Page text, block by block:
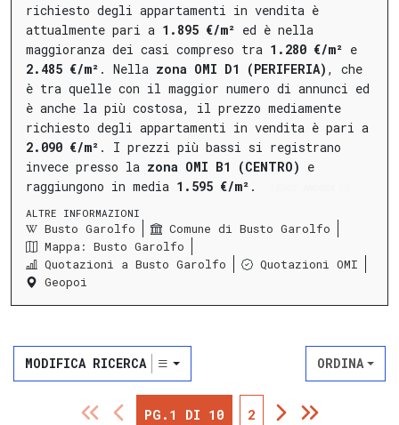
richiesto degli appartamenti in vendita è
attualmente pari a 1.895 €/m² ed è nella
maggioranza dei casi compreso tra 1.280 €/m² e
2.485 €/m² . Nella zona OMI D1 (PERIFERIA) , che
è tra quelle con il maggior numero di annunci ed
è anche la più costosa, il prezzo mediamente
richiesto degli appartamenti in vendita è pari a
2.090 €/m² . I prezzi più bassi si registrano
invece presso la zona OMI B1 (CENTRO) e
raggiungono in media 1.595 €/m² .
ALTRE INFORMAZIONI
Busto Garolfo
Comune di Busto Garolfo
Mappa: Busto Garolfo
Quotazioni a Busto Garolfo
Quotazioni OMI
Geopoi
MODIFICA RICERCA ORDINA
PG.1 DI 10 2